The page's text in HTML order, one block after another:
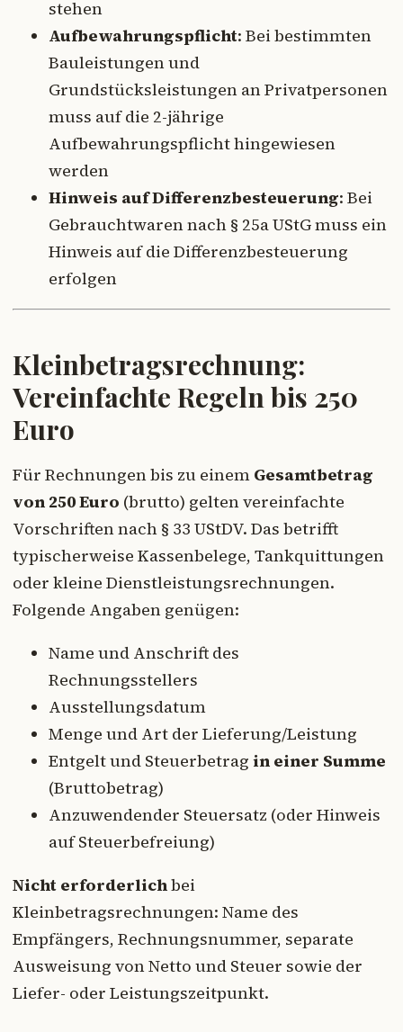
stehen
Aufbewahrungspflicht: Bei bestimmten
Bauleistungen und
Grundstücksleistungen an Privatpersonen
muss auf die 2-jährige
Aufbewahrungspflicht hingewiesen
werden
Hinweis auf Differenzbesteuerung: Bei
Gebrauchtwaren nach § 25a UStG muss ein
Hinweis auf die Differenzbesteuerung
erfolgen
Kleinbetragsrechnung:
Vereinfachte Regeln bis 250
Euro
Für Rechnungen bis zu einem Gesamtbetrag
von 250 Euro (brutto) gelten vereinfachte
Vorschriften nach § 33 UStDV. Das betrifft
typischerweise Kassenbelege, Tankquittungen
oder kleine Dienstleistungsrechnungen.
Folgende Angaben genügen:
Name und Anschrift des
Rechnungsstellers
Ausstellungsdatum
Menge und Art der Lieferung/Leistung
Entgelt und Steuerbetrag in einer Summe
(Bruttobetrag)
Anzuwendender Steuersatz (oder Hinweis
auf Steuerbefreiung)
Nicht erforderlichbei
Kleinbetragsrechnungen: Name des
Empfängers, Rechnungsnummer, separate
Ausweisung von Netto und Steuer sowie der
Liefer- oder Leistungszeitpunkt.